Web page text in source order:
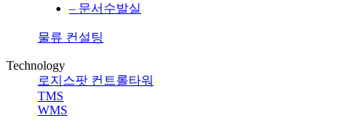
– 문서수발실
물류 컨설팅
Technology
로지스팟 컨트롤타워
TMS
WMS